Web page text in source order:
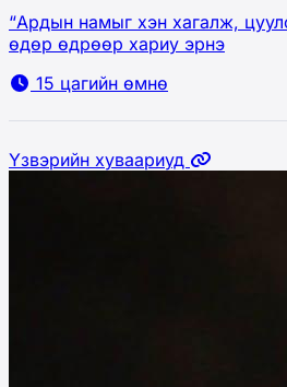
“Ардын намыг хэн хагалж,
өдөр өдрөөр хариу эрнэ
15 цагийн өмнө
Үзвэрийн хуваариуд